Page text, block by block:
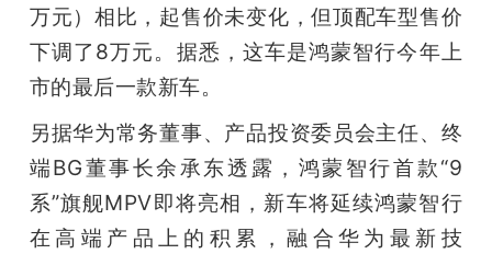
万元）相比，起售价未变化，但顶配车型售价
下调了8万元。据悉，这车是鸿蒙智行今年上
市的最后一款新车。
另据华为常务董事、产品投资委员会主任、终
端BG董事长余承东透露，鸿蒙智行首款“9
系”旗舰MPV即将亮相，新车将延续鸿蒙智行
在高端产品上的积累，融合华为最新技